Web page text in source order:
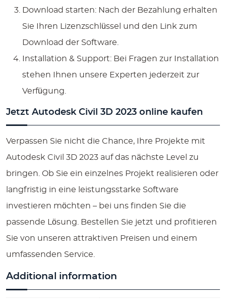
Download starten: Nach der Bezahlung erhalten
Sie Ihren Lizenzschlüssel und den Link zum
Download der Software.
Installation & Support: Bei Fragen zur Installation
stehen Ihnen unsere Experten jederzeit zur
Verfügung.
Jetzt Autodesk Civil 3D 2023 online kaufen
Verpassen Sie nicht die Chance, Ihre Projekte mit
Autodesk Civil 3D 2023 auf das nächste Level zu
bringen. Ob Sie ein einzelnes Projekt realisieren oder
langfristig in eine leistungsstarke Software
investieren möchten – bei uns finden Sie die
passende Lösung. Bestellen Sie jetzt und profitieren
Sie von unseren attraktiven Preisen und einem
umfassenden Service.
Additional information